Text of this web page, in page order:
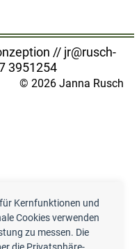
Kernfunktionen und
Cookies verwenden
zu messen. Die
// jr@rusch-
3951254
© 2026 Janna Rusch